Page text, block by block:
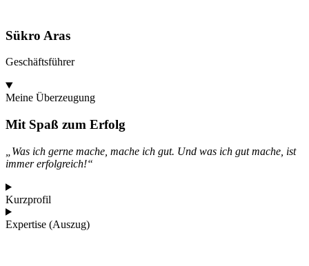
Sükro Aras
Geschäftsführer
Meine Überzeugung
Mit Spaß zum Erfolg
„Was ich gerne mache, mache ich gut. Und was ich gut mache, ist
immer erfolgreich!“
Kurzprofil
Expertise (Auszug)